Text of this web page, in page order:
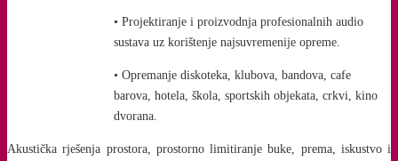
• Projektiranje i proizvodnja profesionalnih audio
sustava uz korištenje najsuvremenije opreme.
• Opremanje diskoteka, klubova, bandova, cafe
barova, hotela, škola, sportskih objekata, crkvi, kino
dvorana.
Akustička rješenja prostora, prostorno limitiranje buke, prema, iskustvo i